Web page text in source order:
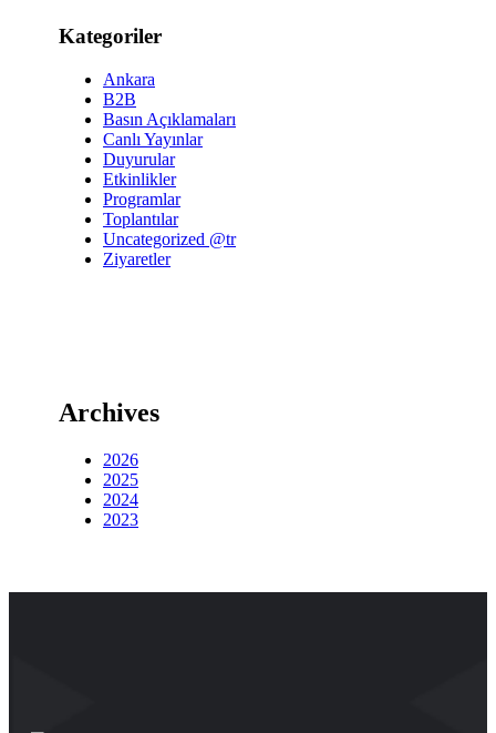
Kategoriler
Ankara
B2B
Basın Açıklamaları
Canlı Yayınlar
Duyurular
Etkinlikler
Programlar
Toplantılar
Uncategorized @tr
Ziyaretler
Archives
2026
2025
2024
2023